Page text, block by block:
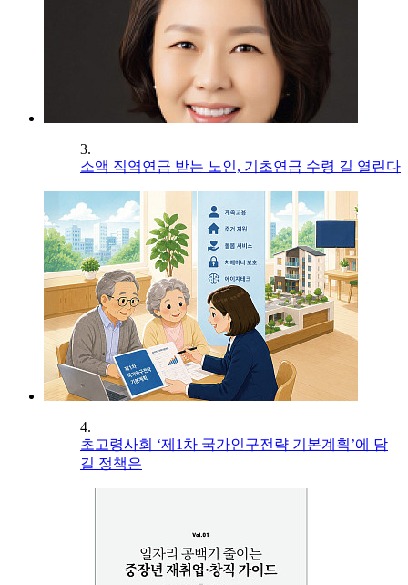
3.
소액 직역연금 받는 노인, 기초연금 수령 길 열린다
4.
초고령사회 ‘제1차 국가인구전략 기본계획’에 담
길 정책은